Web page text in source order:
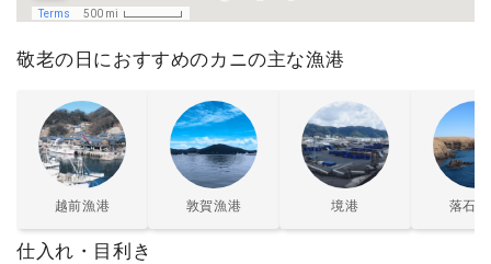
敬老の日におすすめのカニの主な漁港
越前漁港 敦賀漁港 境港 落石
仕入れ・目利き